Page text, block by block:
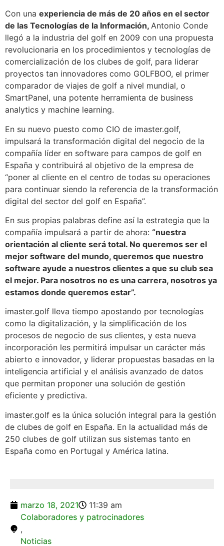
Con una experiencia de más de 20 años en el sector
de las Tecnologías de la Información, Antonio Conde
llegó a la industria del golf en 2009 con una propuesta
revolucionaria en los procedimientos y tecnologías de
comercialización de los clubes de golf, para liderar
proyectos tan innovadores como GOLFBOO, el primer
comparador de viajes de golf a nivel mundial, o
SmartPanel, una potente herramienta de business
analytics y machine learning.
En su nuevo puesto como CIO de imaster.golf,
impulsará la transformación digital del negocio de la
compañía líder en software para campos de golf en
España y contribuirá al objetivo de la empresa de
“poner al cliente en el centro de todas su operaciones
para continuar siendo la referencia de la transformación
digital del sector del golf en España”.
En sus propias palabras define así la estrategia que la
compañía impulsará a partir de ahora: “nuestra
orientación al cliente será total. No queremos ser el
mejor software del mundo, queremos que nuestro
software ayude a nuestros clientes a que su club sea
el mejor. Para nosotros no es una carrera, nosotros ya
estamos donde queremos estar”.
imaster.golf lleva tiempo apostando por tecnologías
como la digitalización, y la simplificación de los
procesos de negocio de sus clientes, y esta nueva
incorporación les permitirá impulsar un carácter más
abierto e innovador, y liderar propuestas basadas en la
inteligencia artificial y el análisis avanzado de datos
que permitan proponer una solución de gestión
eficiente y predictiva.
imaster.golf es la única solución integral para la gestión
de clubes de golf en España. En la actualidad más de
250 clubes de golf utilizan sus sistemas tanto en
España como en Portugal y América latina.
marzo 18, 2021
11:39 am
Colaboradores y patrocinadores
,
Noticias